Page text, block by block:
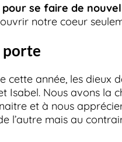
pour se faire de
notre coeur
porte
cette année, les dieux
Isabel. Nous avons
et à nous
l’autre mais au